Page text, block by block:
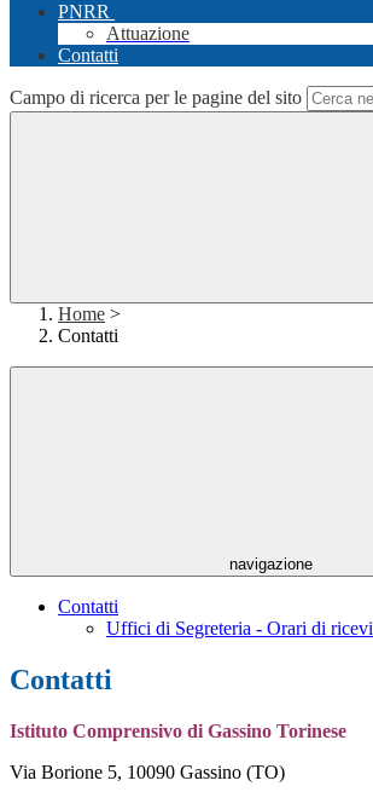
PNRR
Attuazione
Contatti
Campo di ricerca per le pagine del sito
Home >
Contatti
navigazione
Contatti
Uffici di Segreteria - Orari di
Contatti
Istituto Comprensivo di Gassino Torinese
Via Borione 5, 10090 Gassino (TO)